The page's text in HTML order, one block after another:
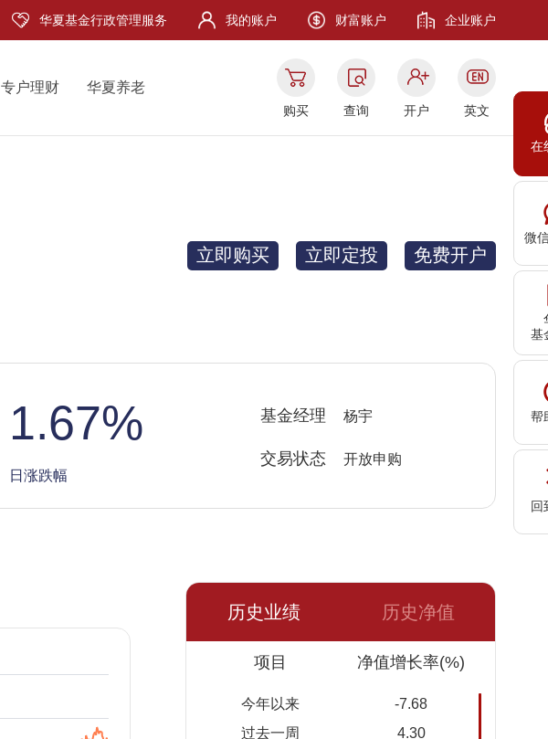
在
微
基
帮
回
华夏基金行政管理服务 我的账户 财富账户 企业账户
专户理财 华夏养老
购买 查询 开户 英文
立即购买 立即定投 免费开户
1.67%
日涨跌幅
基金经理 杨宇
交易状态 开放申购
历史业绩
历史净值
项目 净值增长率(%)
今年以来
-7.68
过去一周
4.30
净值
2026-
2.983